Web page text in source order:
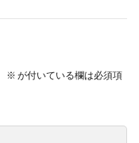
※ が付いている欄は必須項